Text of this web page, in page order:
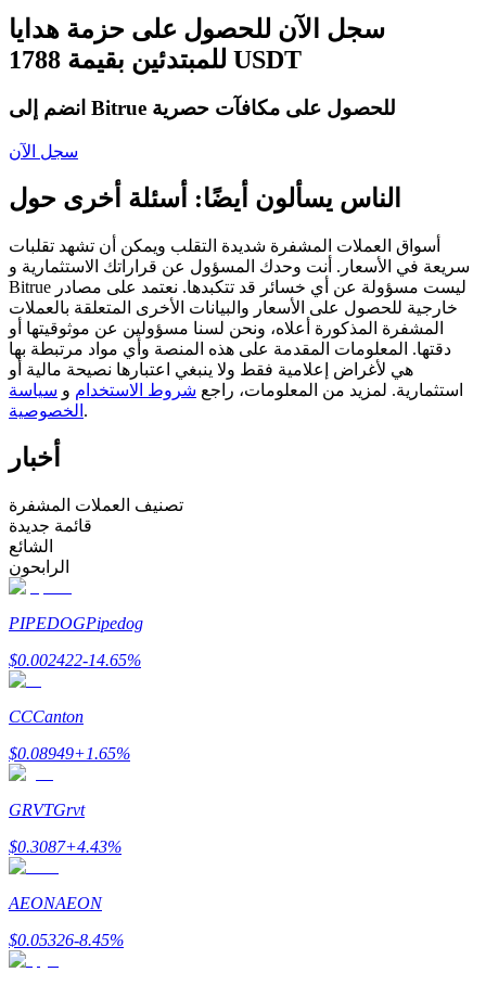
العقود الآجلة باستخدام USDC كضمان
نسخ التداول
انضم إلى أفضل المتداولين
كن متداول نسخ
استمتع بتقاسم الأرباح وعمولات نسخ التداول
معلومة
سجل الآن للحصول على حزمة هدايا
للمبتدئين بقيمة 1788 USDT
انضم إلى Bitrue للحصول على مكافآت حصرية
سجل الآن
الناس يسألون أيضًا: أسئلة أخرى حول
أسواق العملات المشفرة شديدة التقلب ويمكن أن تشهد تقلبات
سريعة في الأسعار. أنت وحدك المسؤول عن قراراتك الاستثمارية و
Bitrue ليست مسؤولة عن أي خسائر قد تتكبدها. نعتمد على مصادر
خارجية للحصول على الأسعار والبيانات الأخرى المتعلقة بالعملات
المشفرة المذكورة أعلاه، ونحن لسنا مسؤولين عن موثوقيتها أو
دقتها. المعلومات المقدمة على هذه المنصة وأي مواد مرتبطة بها
هي لأغراض إعلامية فقط ولا ينبغي اعتبارها نصيحة مالية أو
استثمارية. لمزيد من المعلومات، راجع شروط الاستخدام و سياسة
الخصوصية .
أخبار
تصنيف العملات المشفرة
قائمة جديدة
الشائع
الرابحون
PIPEDOGPipedog
$0.002422-14.65%
CCCanton
$0.08949+1.65%
GRVTGrvt
$0.3087+4.43%
AEONAEON
$0.05326-8.45%